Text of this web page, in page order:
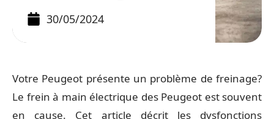
30/05/2024
Votre Peugeot présente un problème de freinage?
Le frein à main électrique des Peugeot est souvent
en cause. Cet article décrit les dysfonctions